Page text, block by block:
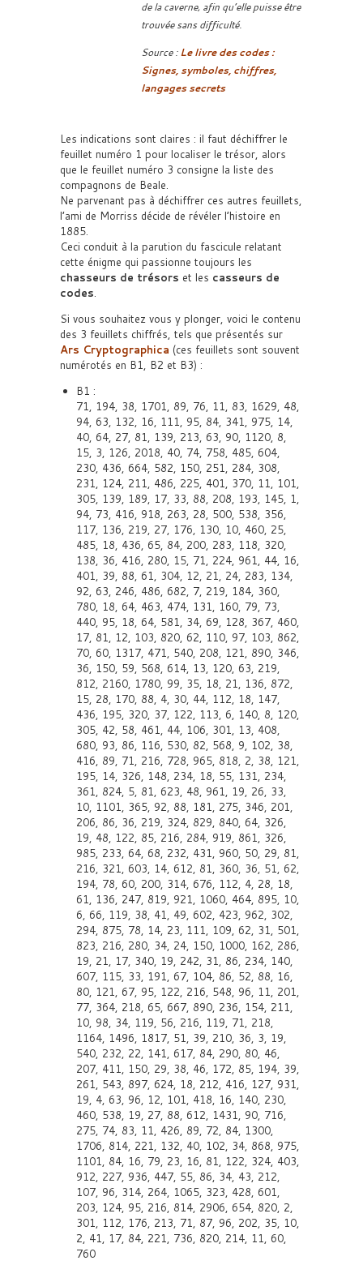
de la caverne, afin qu’elle puisse être
trouvée sans difficulté.
Source :Le livre des codes :
Signes, symboles, chiffres,
langages secrets
Les indications sont claires : il faut déchiffrer le
feuillet numéro 1 pour localiser le trésor, alors
que le feuillet numéro 3 consigne la liste des
compagnons de Beale.
Ne parvenant pas à déchiffrer ces autres feuillets,
l’ami de Morriss décide de révéler l’histoire en
1885.
Ceci conduit à la parution du fascicule relatant
cette énigme qui passionne toujours les
chasseurs de trésors et les casseurs de
codes.
Si vous souhaitez vous y plonger, voici le contenu
des 3 feuillets chiffrés, tels que présentés sur
Ars Cryptographica (ces feuillets sont souvent
numérotés en B1, B2 et B3) :
B1 :
71, 194, 38, 1701, 89, 76, 11, 83, 1629, 48,
94, 63, 132, 16, 111, 95, 84, 341, 975, 14,
40, 64, 27, 81, 139, 213, 63, 90, 1120, 8,
15, 3, 126, 2018, 40, 74, 758, 485, 604,
230, 436, 664, 582, 150, 251, 284, 308,
231, 124, 211, 486, 225, 401, 370, 11, 101,
305, 139, 189, 17, 33, 88, 208, 193, 145, 1,
94, 73, 416, 918, 263, 28, 500, 538, 356,
117, 136, 219, 27, 176, 130, 10, 460, 25,
485, 18, 436, 65, 84, 200, 283, 118, 320,
138, 36, 416, 280, 15, 71, 224, 961, 44, 16,
401, 39, 88, 61, 304, 12, 21, 24, 283, 134,
92, 63, 246, 486, 682, 7, 219, 184, 360,
780, 18, 64, 463, 474, 131, 160, 79, 73,
440, 95, 18, 64, 581, 34, 69, 128, 367, 460,
17, 81, 12, 103, 820, 62, 110, 97, 103, 862,
70, 60, 1317, 471, 540, 208, 121, 890, 346,
36, 150, 59, 568, 614, 13, 120, 63, 219,
812, 2160, 1780, 99, 35, 18, 21, 136, 872,
15, 28, 170, 88, 4, 30, 44, 112, 18, 147,
436, 195, 320, 37, 122, 113, 6, 140, 8, 120,
305, 42, 58, 461, 44, 106, 301, 13, 408,
680, 93, 86, 116, 530, 82, 568, 9, 102, 38,
416, 89, 71, 216, 728, 965, 818, 2, 38, 121,
195, 14, 326, 148, 234, 18, 55, 131, 234,
361, 824, 5, 81, 623, 48, 961, 19, 26, 33,
10, 1101, 365, 92, 88, 181, 275, 346, 201,
206, 86, 36, 219, 324, 829, 840, 64, 326,
19, 48, 122, 85, 216, 284, 919, 861, 326,
985, 233, 64, 68, 232, 431, 960, 50, 29, 81,
216, 321, 603, 14, 612, 81, 360, 36, 51, 62,
194, 78, 60, 200, 314, 676, 112, 4, 28, 18,
61, 136, 247, 819, 921, 1060, 464, 895, 10,
6, 66, 119, 38, 41, 49, 602, 423, 962, 302,
294, 875, 78, 14, 23, 111, 109, 62, 31, 501,
823, 216, 280, 34, 24, 150, 1000, 162, 286,
19, 21, 17, 340, 19, 242, 31, 86, 234, 140,
607, 115, 33, 191, 67, 104, 86, 52, 88, 16,
80, 121, 67, 95, 122, 216, 548, 96, 11, 201,
77, 364, 218, 65, 667, 890, 236, 154, 211,
10, 98, 34, 119, 56, 216, 119, 71, 218,
1164, 1496, 1817, 51, 39, 210, 36, 3, 19,
540, 232, 22, 141, 617, 84, 290, 80, 46,
207, 411, 150, 29, 38, 46, 172, 85, 194, 39,
261, 543, 897, 624, 18, 212, 416, 127, 931,
19, 4, 63, 96, 12, 101, 418, 16, 140, 230,
460, 538, 19, 27, 88, 612, 1431, 90, 716,
275, 74, 83, 11, 426, 89, 72, 84, 1300,
1706, 814, 221, 132, 40, 102, 34, 868, 975,
1101, 84, 16, 79, 23, 16, 81, 122, 324, 403,
912, 227, 936, 447, 55, 86, 34, 43, 212,
107, 96, 314, 264, 1065, 323, 428, 601,
203, 124, 95, 216, 814, 2906, 654, 820, 2,
301, 112, 176, 213, 71, 87, 96, 202, 35, 10,
2, 41, 17, 84, 221, 736, 820, 214, 11, 60,
760